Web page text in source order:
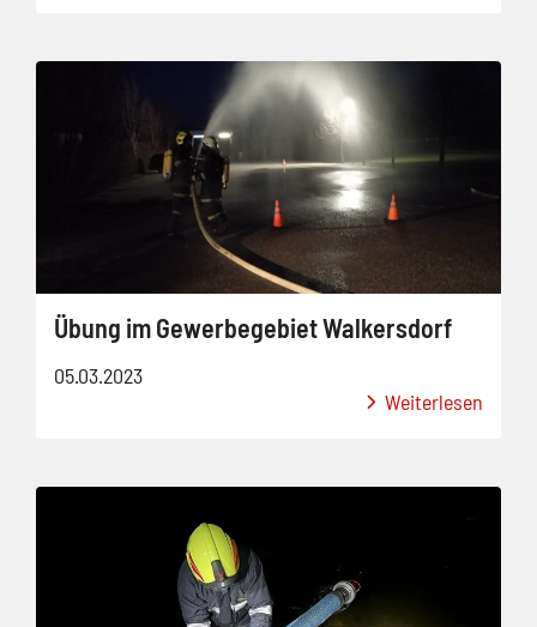
Übung im Gewerbegebiet Walkersdorf
05.03.2023
Weiterlesen